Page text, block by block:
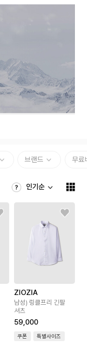
브랜드 무료
인기순
ZIOZIA
남성) 링클프리 긴팔
셔츠
59,000
쿠폰 특별사이즈